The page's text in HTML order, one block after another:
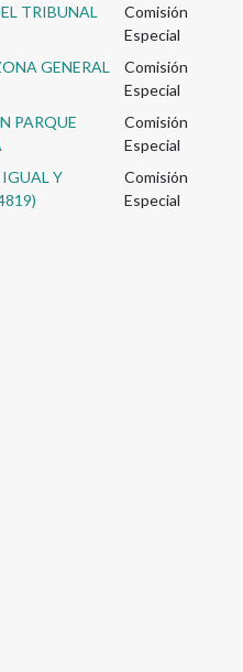
TRIBUNAL
Comisión
Especial
GENERAL
Comisión
Especial
PARQUE
Comisión
Especial
IGUAL Y
Comisión
Especial